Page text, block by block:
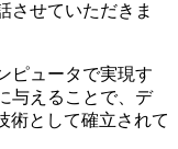
させていただきま
ピュータで実現す
与えることで、デ
術として確立されて